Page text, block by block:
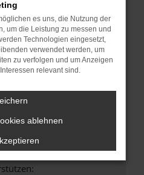
Browser und dein
dem neuesten Stand
nicht nur ein
kann auch dazu
Funktionen nicht mehr
Webseitenbetreiber.
Schritte versucht
Wir werden
zu beheben. Du kannst
um uns bei der
es uns, die Nutzung der
um die Leistung zu messen und
Technologien eingesetzt,
verwendet werden, um
zu verfolgen und um Anzeigen
relevant sind.
ablehnen